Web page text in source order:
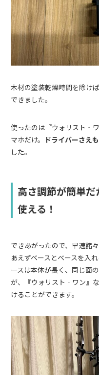
木材の塗装乾燥時間を除け
できました。
使ったのは『ウォリスト‐
マホだけ。 ドライバーさえ
した。
高さ調節が簡単
使える！
できあがったので、早速諸
あえずベースとベースを入
ースは本体が長く、同じ面
が、『ウォリスト‐ワン』
けることができます。